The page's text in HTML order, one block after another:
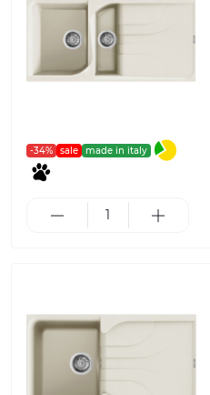
-34% sale made in italy